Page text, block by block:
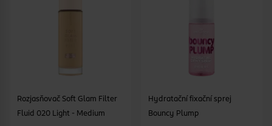
Rozjasňovač Soft Glam Filter
Fluid 020 Light - Medium
Hydratační fixační sprej
Bouncy Plump